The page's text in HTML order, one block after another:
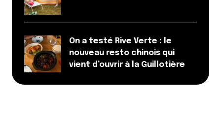
On a testé Rive Verte : le
nouveau resto chinois qui
vient d’ouvrir à la Guillotière